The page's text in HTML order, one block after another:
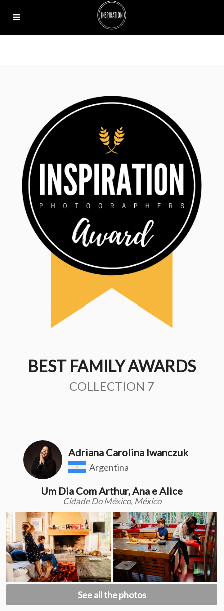
BEST FAMILY AWARDS
COLLECTION 7
Adriana Carolina Iwanczuk
Argentina
Um Dia Com Arthur, Ana e Alice
Cidade Do México, México
See all the photos